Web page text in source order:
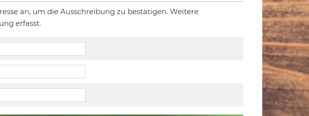
an, um die Ausschreibung zu bestätigen. Weitere
erfasst.